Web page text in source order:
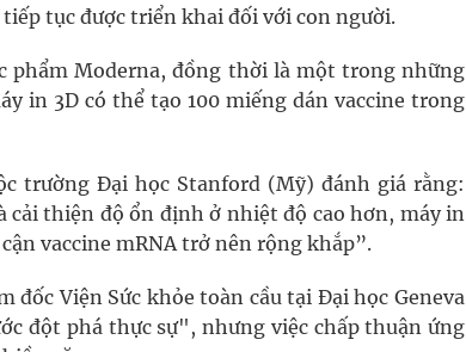
tục được triển khai đối với con người.
phẩm Moderna, đồng thời là một trong những
in 3D có thể tạo 100 miếng dán vaccine trong
trường Đại học Stanford (Mỹ) đánh giá rằng:
cải thiện độ ổn định ở nhiệt độ cao hơn, máy in
vaccine mRNA trở nên rộng khắp”.
Viện Sức khỏe toàn cầu tại Đại học Geneva
đột phá thực sự", nhưng việc chấp thuận ứng